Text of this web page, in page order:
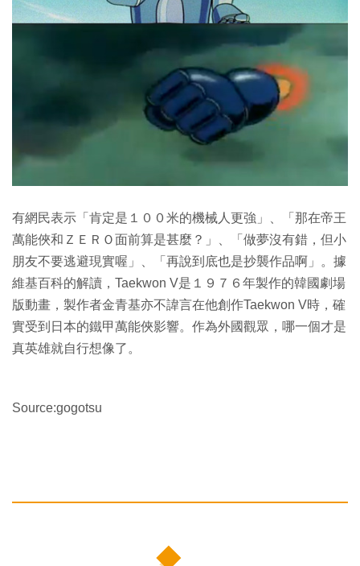
有網民表示「肯定是１００米的機械人更強」、「那在帝王
萬能俠和ＺＥＲＯ面前算是甚麼？」、「做夢沒有錯，但小
朋友不要逃避現實喔」、「再說到底也是抄襲作品啊」。據
維基百科的解讀，Taekwon V是１９７６年製作的韓國劇場
版動畫，製作者金青基亦不諱言在他創作Taekwon V時，確
實受到日本的鐵甲萬能俠影響。作為外國觀眾，哪一個才是
真英雄就自行想像了。
Source:gogotsu